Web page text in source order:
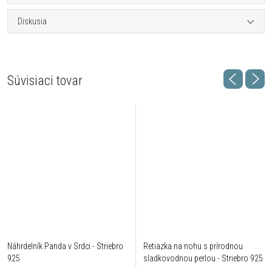
Diskusia
Súvisiaci tovar
Náhrdelník Panda v Srdci - Striebro
925
Retiazka na nohu s prírodnou
sladkovodnou perlou - Striebro 925